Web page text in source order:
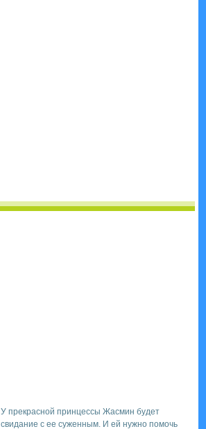
У прекрасной принцессы Жасмин будет
свидание с ее суженным. И ей нужно помочь